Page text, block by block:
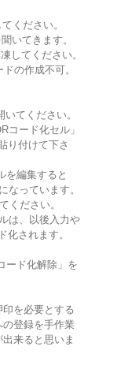
ください。
いてきます。
してください。
の作成不可。
てください。
コード化セル」
り付けて下さ
を編集すると
なっています。
ください。
は、以後入力や
化されます。
ード化解除」を
を必要とする
登録を手作業
来ると思いま